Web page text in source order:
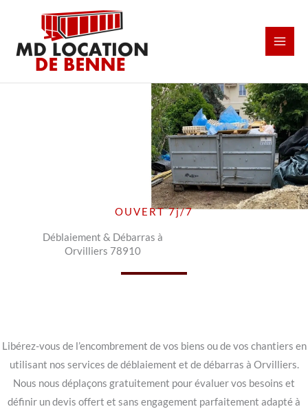
contenu
OUVERT 7j/7
Déblaiement & Débarras à
Orvilliers 78910
Libérez-vous de l’encombrement de vos biens ou de vos chantiers en
utilisant nos services de déblaiement et de débarras à Orvilliers.
Nous nous déplaçons gratuitement pour évaluer vos besoins et
définir un devis offert et sans engagement parfaitement adapté à